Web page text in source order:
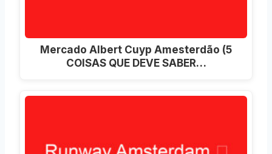
Mercado Albert Cuyp Amesterdão (5
COISAS QUE DEVE SABER…